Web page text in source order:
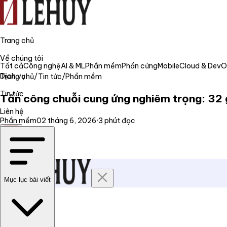
Trang chủ
Về chúng tôi
Dịch vụ
Tin tức
Liên hệ
Trang chủ
Về chúng tôi
Tất cảCông nghệAI & MLPhần mềmPhần cứngMobileCloud &
Trang chủ/Tin tức/Phần mềm
Tấn công chuỗi cung ứng nghiêm trọng:
Phần mềm02 tháng 6, 2026·3 phút đọc
Mục lục bài viết